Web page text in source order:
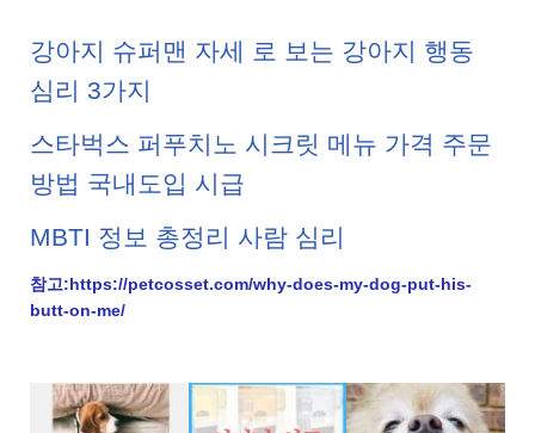
강아지 슈퍼맨 자세 로 보는 강아지 행동
심리 3가지
스타벅스 퍼푸치노 시크릿 메뉴 가격 주문
방법 국내도입 시급
MBTI 정보 총정리 사람 심리
참고:https://petcosset.com/why-does-my-dog-put-his-
butt-on-me/